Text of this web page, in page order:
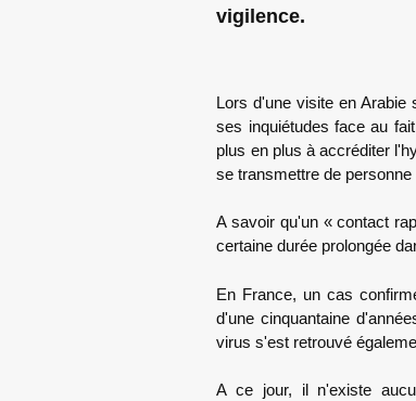
vigilence.
Lors d'une visite en Arabie
ses inquiétudes face au
plus en plus à accréditer
se transmettre de personne
A savoir qu'un « contact
certaine durée prolongée
En France, un cas
d'une cinquantaine
virus s'est retrouvé
A ce jour, il n'existe